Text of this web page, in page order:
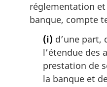
réglementation
banque, compte
(i) d’une part,
l’étendue des
prestation de
la banque et